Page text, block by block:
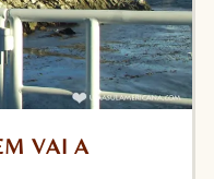
VAI A